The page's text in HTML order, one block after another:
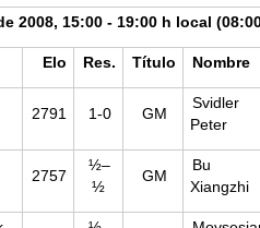
2008, 15:00 - 19:00 h local
Elo Res. Título Nombre
2791 1-0 GM
Svidler
Peter
2757
½–
½
GM
Bu
Xiangzhi